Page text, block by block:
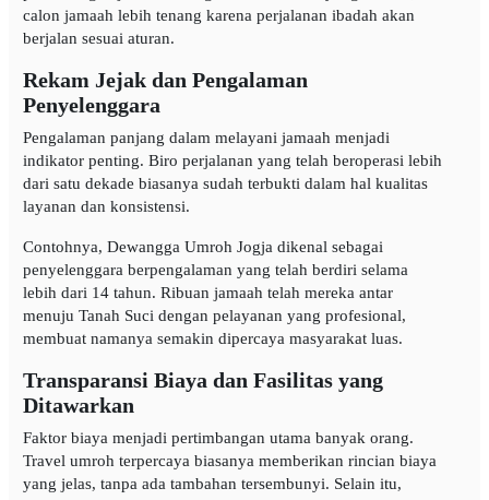
calon jamaah lebih tenang karena perjalanan ibadah akan
berjalan sesuai aturan.
Rekam Jejak dan Pengalaman
Penyelenggara
Pengalaman panjang dalam melayani jamaah menjadi
indikator penting. Biro perjalanan yang telah beroperasi lebih
dari satu dekade biasanya sudah terbukti dalam hal kualitas
layanan dan konsistensi.
Contohnya, Dewangga Umroh Jogja dikenal sebagai
penyelenggara berpengalaman yang telah berdiri selama
lebih dari 14 tahun. Ribuan jamaah telah mereka antar
menuju Tanah Suci dengan pelayanan yang profesional,
membuat namanya semakin dipercaya masyarakat luas.
Transparansi Biaya dan Fasilitas yang
Ditawarkan
Faktor biaya menjadi pertimbangan utama banyak orang.
Travel umroh terpercaya biasanya memberikan rincian biaya
yang jelas, tanpa ada tambahan tersembunyi. Selain itu,